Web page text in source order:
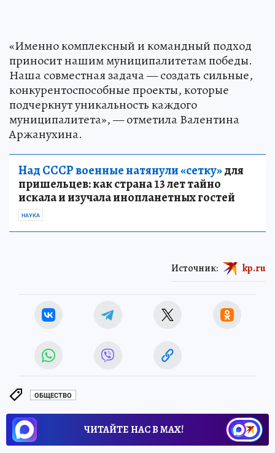
«Именно комплексный и командный подход
приносит нашим муниципалитетам победы.
Наша совместная задача — создать сильные,
конкурентоспособные проекты, которые
подчеркнут уникальность каждого
муниципалитета», — отметила Валентина
Аржанухина.
Над СССР военные натянули «сетку»для
пришельцев: как страна 13 лет тайно
искала и изучала инопланетных гостей
НАУКА
Источник: kp.ru
ОБЩЕСТВО
ЧИТАЙТЕ НАС В МАХ!